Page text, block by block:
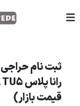
قیمت بازار)